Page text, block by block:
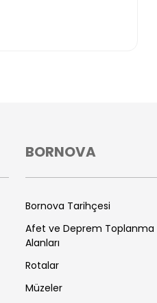
BORNOVA
Bornova Tarihçesi
Afet ve Deprem Toplanma
Alanları
Rotalar
Müzeler